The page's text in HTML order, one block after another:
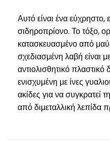
Αυτό είναι ένα εύχρηστο,
σιδηροπρίονο. Το τόξο,
κατασκευασμένο από
σχεδιασμένη λαβή είναι
αντιολισθητικό
ενισχυμένη με ίνες
ακίδες για να συγκρατεί
από διμεταλλική λεπίδα